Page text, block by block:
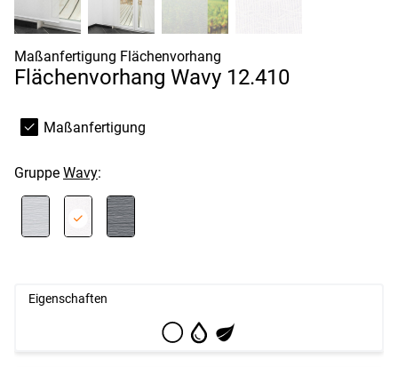
Maßanfertigung Flächenvorhang
Flächenvorhang Wavy 12.410
Maßanfertigung
Gruppe Wavy:
Eigenschaften